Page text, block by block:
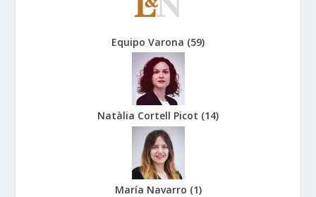
Equipo Varona (59)
Natàlia Cortell Picot (14)
María Navarro (1)